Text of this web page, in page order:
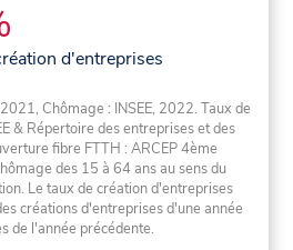
d'entreprises
Chômage : INSEE, 2022. Taux de
& Répertoire des entreprises et des
fibre FTTH : ARCEP 4ème
des 15 à 64 ans au sens du
Le taux de création d'entreprises
créations d'entreprises d'une année
de l'année précédente.